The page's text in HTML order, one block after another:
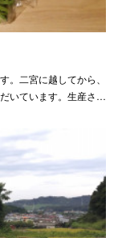
。二宮に越してから、
いています。生産さ…